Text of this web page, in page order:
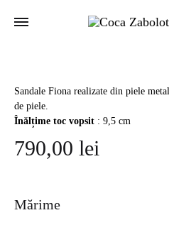
Sandale Fiona realizate din piele
de piele.
Înălțime toc vopsit : 9,5 cm
790,00 lei
Mărime